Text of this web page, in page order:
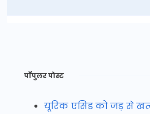
पॉपुलर पोस्ट
यूरिक एसिड को जड़ से